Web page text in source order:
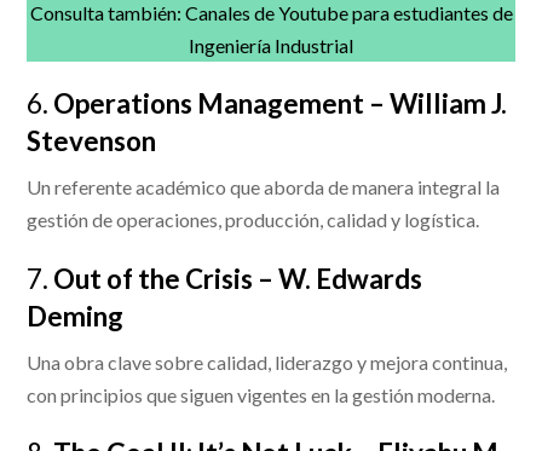
Consulta también: Canales de Youtube para estudiantes de
Ingeniería Industrial
6. Operations Management – William J.
Stevenson
Un referente académico que aborda de manera integral la
gestión de operaciones, producción, calidad y logística.
7. Out of the Crisis – W. Edwards
Deming
Una obra clave sobre calidad, liderazgo y mejora continua,
con principios que siguen vigentes en la gestión moderna.